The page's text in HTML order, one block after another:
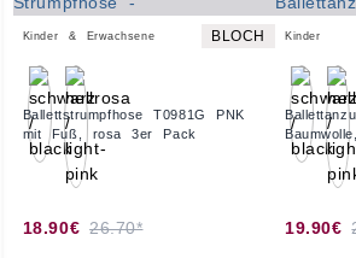
Kinder & Erwachsene BLOCH
Ballettstrumpfhose T0981G PNK
mit Fuß, rosa 3er Pack
18.90€ 26.70*
Kinder
19.90€